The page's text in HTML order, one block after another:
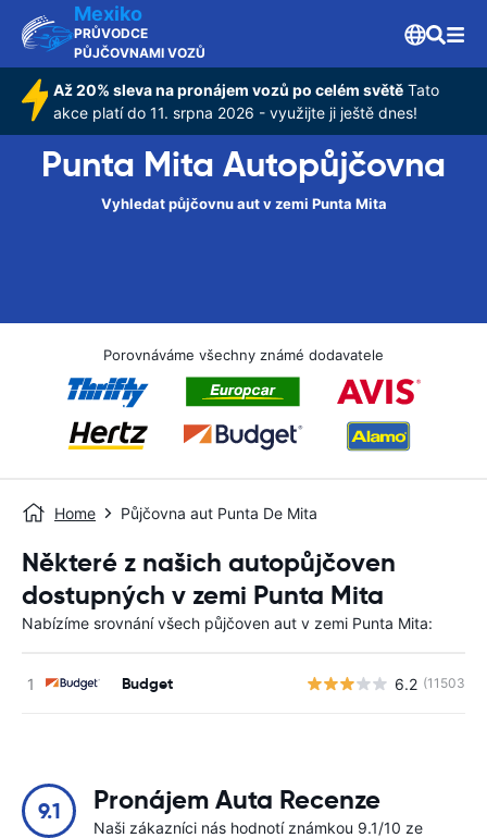
Mexiko
PRŮVODCE
PŮJČOVNAMI VOZŮ
Až 20% sleva na pronájem vozů po celém světě Tato
akce platí do 11. srpna 2026 - využijte ji ještě dnes!
Punta Mita Autopůjčovna
Vyhledat půjčovnu aut v zemi Punta Mita
Porovnáváme všechny známé dodavatele
Home Půjčovna aut Punta De Mita
Některé z našich autopůjčoven
dostupných v zemi Punta Mita
Nabízíme srovnání všech půjčoven aut v zemi Punta Mita:
Budget 6.2 (11503)
9.1 Pronájem Auta Recenze
Naši zákazníci nás hodnotí známkou 9.1/10 ze